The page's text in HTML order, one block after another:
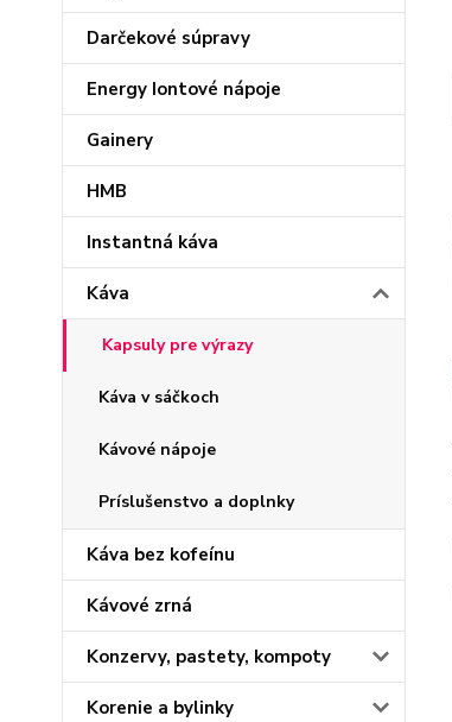
Darčekové súpravy
Energy Iontové nápoje
Gainery
HMB
Instantná káva
Káva
Kapsuly pre výrazy
Káva v sáčkoch
Kávové nápoje
Príslušenstvo a doplnky
Káva bez kofeínu
Kávové zrná
Konzervy, pastety, kompoty
Korenie a bylinky